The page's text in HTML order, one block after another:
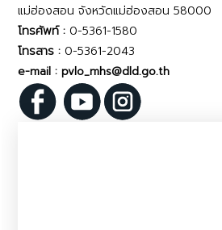
แม่ฮ่องสอน จังหวัดแม่ฮ่องสอน 58000
โทรศัพท์ : 0-5361-1580
โทรสาร : 0-5361-2043
e-mail : pvlo_mhs@dld.go.th